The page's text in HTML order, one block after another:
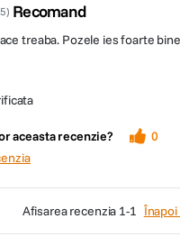
5 Recomand
treaba. Pozele ies foarte
aceasta recenzie? 0
afisarea recenzia 1-1 Înapoi